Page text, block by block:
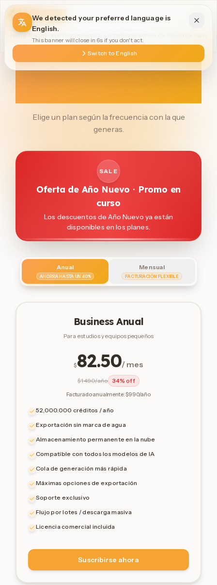
We detected your preferred language is
English.
This banner will close in 5s if you don't act.
Switch to English
Naimg AI
Banana / Gemini 2.5 Flash Image.
Precios simples y
profesionales para
Elige un plan según la frecuencia con la que
generas.
SALE
Oferta de Año Nuevo · Promo en
curso
Los descuentos de Año Nuevo ya están
disponibles en los planes.
Anual
AHORRA HASTA UN 40%
Mensual
FACTURACIÓN FLEXIBLE
Business Anual
Para estudios y equipos pequeños
$82.50/ mes
$1490/año 34% off
Facturado anualmente: $990/año
52,000.000 créditos / año
Exportación sin marca de agua
Almacenamiento permanente en la nube
Compatible con todos los modelos de IA
Cola de generación más rápida
Máximas opciones de exportación
Soporte exclusivo
Flujo por lotes / descarga masiva
Licencia comercial incluida
Suscribirse ahora